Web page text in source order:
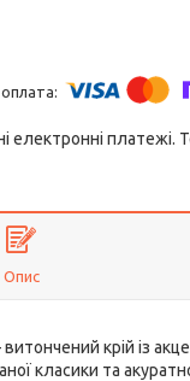
електронні
Опис
крій із
класики та